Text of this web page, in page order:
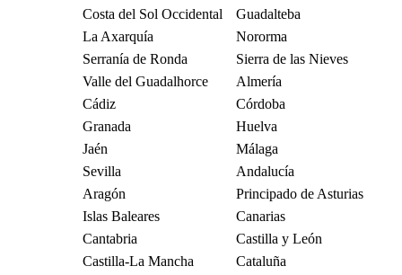
Costa del Sol Occidental
Guadalteba
La Axarquía
Nororma
Serranía de Ronda
Sierra de las Nieves
Valle del Guadalhorce
Almería
Cádiz
Córdoba
Granada
Huelva
Jaén
Málaga
Sevilla
Andalucía
Aragón
Principado de Asturias
Islas Baleares
Canarias
Cantabria
Castilla y León
Castilla-La Mancha
Cataluña